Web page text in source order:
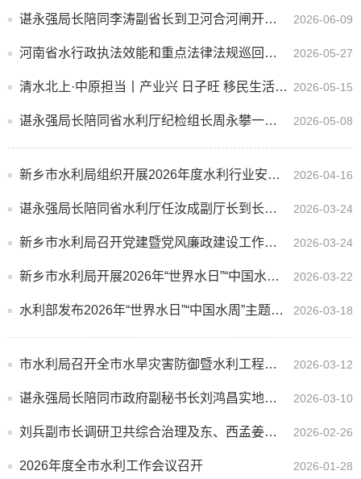
谌永强局长陪同李涛副省长到卫河合河闸开展巡河活动 2026-06-09
河南省水行政执法效能和重点法律法规巡回宣讲走进新乡 2026-05-27
清水北上·中原担当丨产业兴 日子旺 移民生活节节高 2026-05-15
谌永强局长陪同省水利厅纪检组长周永攀一行到封丘县调研大功灌区沉沙池、顺河街引水渠有关情况 2026-05-08
新乡市水利局组织开展2026年度水利行业安全生产工作专题培训 2026-04-16
谌永强局长陪同省水利厅任汝成副厅长到长垣市、封丘县督导滩区风电、光伏项目整改工作 2026-03-24
新乡市水利局召开党建暨党风廉政建设工作会议 2026-03-24
新乡市水利局开展2026年“世界水日”“中国水周”宣传活动 2026-03-22
水利部发布2026年“世界水日”“中国水周”主题宣传海报（附高清大图） 2026-03-18
市水利局召开全市水旱灾害防御暨水利工程运行管理工作会议 2026-03-12
谌永强局长陪同市政府副秘书长刘鸿昌实地调研卫共、东西孟综合治理项目建设进展情况 2026-03-10
刘兵副市长调研卫共综合治理及东、西孟姜女河综合治理工作 2026-02-26
2026年度全市水利工作会议召开 2026-01-28